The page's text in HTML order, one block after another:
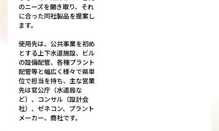
のニーズを聞き取り、それ
に合った同社製品を提案し
ます。
使用先は、公共事業を初め
とする上下水道施設、ビル
の設備配管、各種プラント
配管等と幅広く様々で県単
位で担当を持ち、主な営業
先は官公庁（水道局な
ど）、コンサル（設計会
社）、ゼネコン、プラント
メーカー、商社です。